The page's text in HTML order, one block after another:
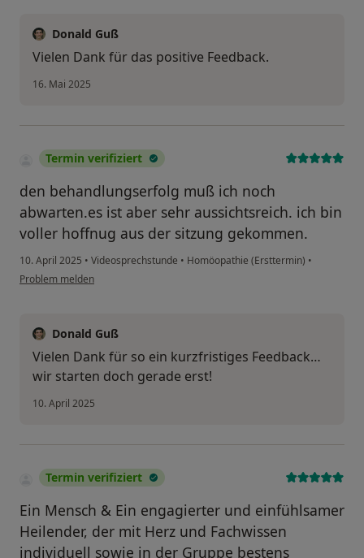
Donald Guß
Vielen Dank für das positive Feedback.
16. Mai 2025
Termin verifiziert
den behandlungserfolg muß ich noch
abwarten.es ist aber sehr aussichtsreich. ich bin
voller hoffnug aus der sitzung gekommen.
10. April 2025 • Videosprechstunde • Homöopathie (Ersttermin) •
Problem melden
Donald Guß
Vielen Dank für so ein kurzfristiges Feedback…
wir starten doch gerade erst!
10. April 2025
Termin verifiziert
Ein Mensch & Ein engagierter und einfühlsamer
Heilender, der mit Herz und Fachwissen
individuell sowie in der Gruppe bestens